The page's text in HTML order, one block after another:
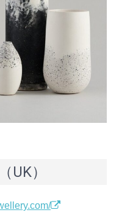
UK）